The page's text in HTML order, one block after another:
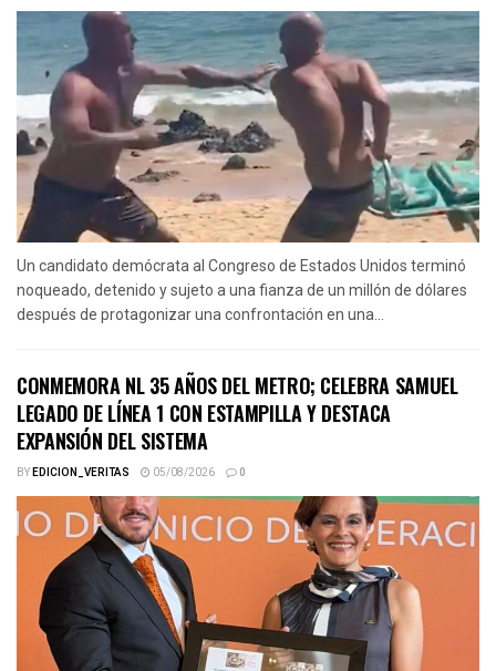
Un candidato demócrata al Congreso de Estados Unidos terminó
noqueado, detenido y sujeto a una fianza de un millón de dólares
después de protagonizar una confrontación en una...
CONMEMORA NL 35 AÑOS DEL METRO; CELEBRA SAMUEL
LEGADO DE LÍNEA 1 CON ESTAMPILLA Y DESTACA
EXPANSIÓN DEL SISTEMA
BYEDICION_VERITAS 05/08/2026 0